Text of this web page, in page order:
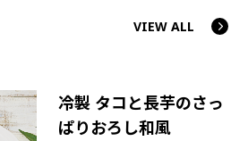
VIEW ALL
冷製 タコと長芋のさっ
ぱりおろし和風